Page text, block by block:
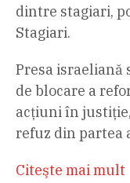
dintre stagiari,
Stagiari.
Presa israeliană
de blocare a
acțiuni în
refuz din partea
Citeşte mai mult